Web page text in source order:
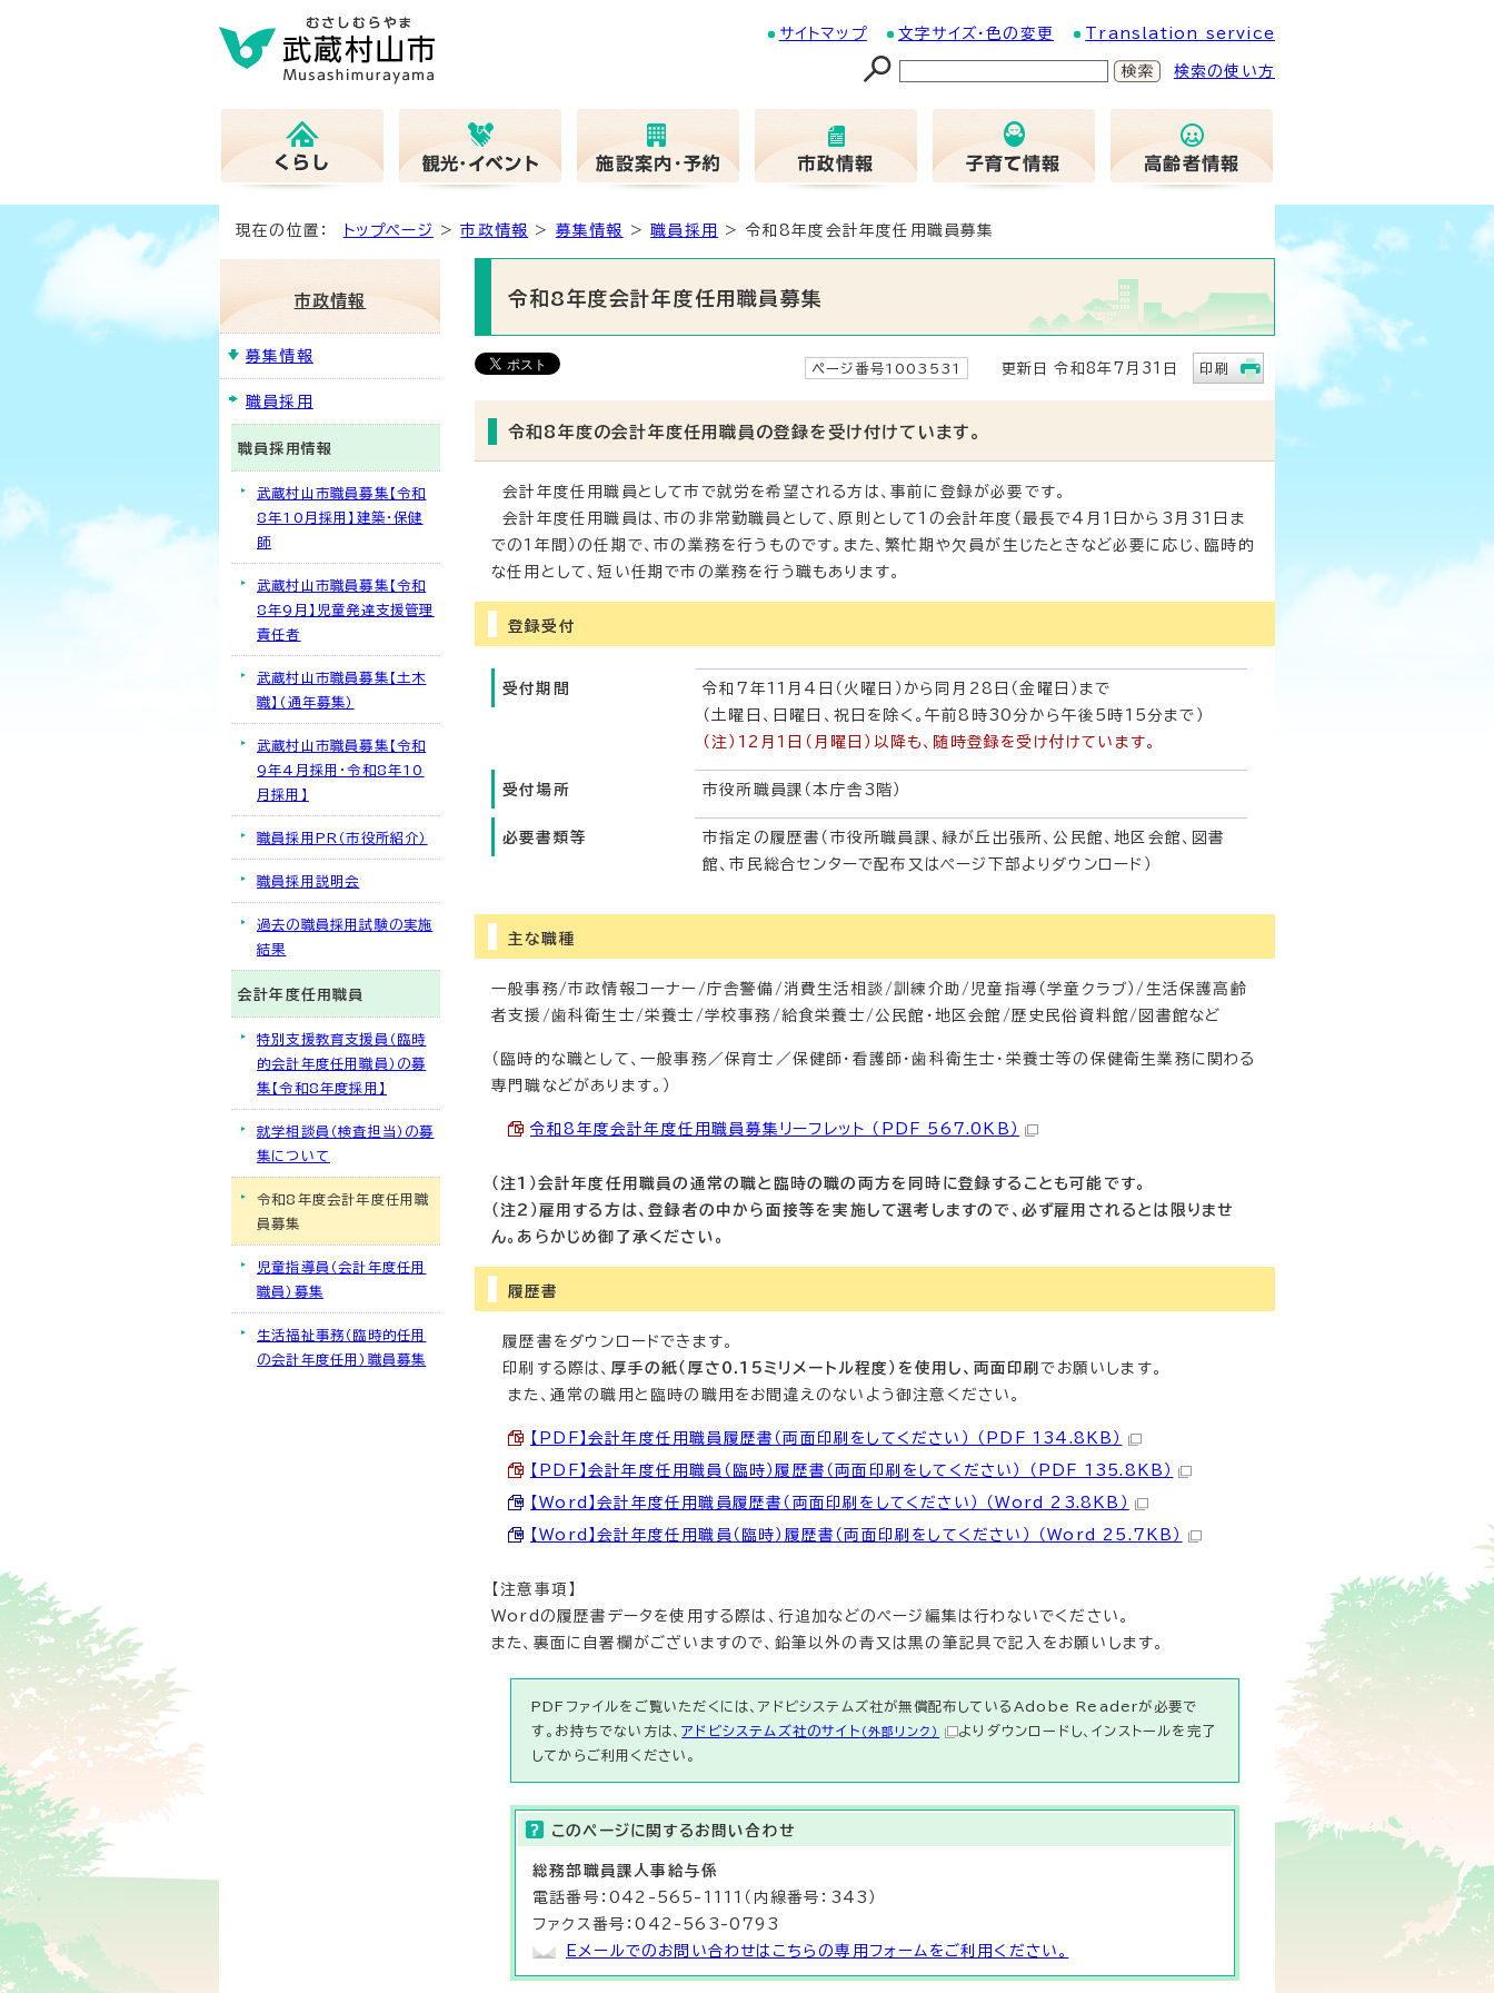
サイトマップ 文字サイズ・色の変更 Translation service
検索の使い方
現在の位置： トップページ >市政情報 > 募集情報 >職員採用 > 令和8年度会計年度任用職員募集
令和8年度会計年度任用職員募集
ページ番号1003531 更新日 令和8年7月31日 印刷
令和8年度の会計年度任用職員の登録を受け付けています。
会計年度任用職員として市で就労を希望される方は、事前に登録が必要です。
会計年度任用職員は、市の非常勤職員として、原則として1の会計年度（最長で4月1日から3月31日ま
での1年間）の任期で、市の業務を行うものです。また、繁忙期や欠員が生じたときなど必要に応じ、臨時的
な任用として、短い任期で市の業務を行う職もあります。
登録受付
受付期間
令和7年11月4日（火曜日）から同月28日（金曜日）まで
（土曜日、日曜日、祝日を除く。午前8時30分から午後5時15分まで）
（注）12月1日（月曜日）以降も、随時登録を受け付けています。
受付場所 市役所職員課（本庁舎3階）
必要書類等
市指定の履歴書（市役所職員課、緑が丘出張所、公民館、地区会館、図書
館、市民総合センターで配布又はページ下部よりダウンロード）
主な職種
一般事務/市政情報コーナー/庁舎警備/消費生活相談/訓練介助/児童指導（学童クラブ）/生活保護高齢
者支援/歯科衛生士/栄養士/学校事務/給食栄養士/公民館・地区会館/歴史民俗資料館/図書館など
（臨時的な職として、一般事務／保育士／保健師・看護師・歯科衛生士・栄養士等の保健衛生業務に関わる
専門職などがあります。）
令和8年度会計年度任用職員募集リーフレット （PDF 567.0KB）
（注1）会計年度任用職員の通常の職と臨時の職の両方を同時に登録することも可能です。
（注2）雇用する方は、登録者の中から面接等を実施して選考しますので、必ず雇用されるとは限りませ
ん。あらかじめ御了承ください。
履歴書
履歴書をダウンロードできます。
印刷する際は、 厚手の紙（厚さ0.15ミリメートル程度）を使用し、両面印刷でお願いします。
また、通常の職用と臨時の職用をお間違えのないよう御注意ください。
【PDF】会計年度任用職員履歴書（両面印刷をしてください） （PDF 134.8KB）
【PDF】会計年度任用職員（臨時）履歴書（両面印刷をしてください） （PDF 135.8KB）
【Word】会計年度任用職員履歴書（両面印刷をしてください） （Word 23.8KB）
【Word】会計年度任用職員（臨時）履歴書（両面印刷をしてください） （Word 25.7KB）
【注意事項】
Wordの履歴書データを使用する際は、行追加などのページ編集は行わないでください。
また、裏面に自署欄がございますので、鉛筆以外の青又は黒の筆記具で記入をお願いします。
PDFファイルをご覧いただくには、アドビシステムズ社が無償配布しているAdobe Readerが必要で
す。お持ちでない方は、アドビシステムズ社のサイト （外部リンク）
よりダウンロードし、インストールを完了
してからご利用ください。
このページに関する お問い合わせ
総務部職員課 人事給与係
電話番号：042-565-1111（内線番号：343）
ファクス番号：042-563-0793
Eメールでのお問い合わせはこちらの専用フォームをご利用ください。
市政情報
募集情報
職員採用
職員採用情報
武蔵村山市職員募集【令和
8年10月採用】建築・保健
師
武蔵村山市職員募集【令和
8年9月】児童発達支援管理
責任者
武蔵村山市職員募集【土木
職】（通年募集）
武蔵村山市職員募集【令和
9年4月採用・令和8年10
月採用】
職員採用PR（市役所紹介）
職員採用説明会
過去の職員採用試験の実施
結果
会計年度任用職員
特別支援教育支援員（臨時
的会計年度任用職員）の募
集【令和8年度採用】
就学相談員（検査担当）の募
集について
令和8年度会計年度任用職
員募集
児童指導員（会計年度任用
職員）募集
生活福祉事務（臨時的任用
の会計年度任用）職員募集